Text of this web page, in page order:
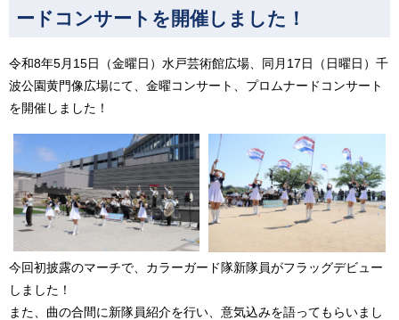
ードコンサートを開催しました！
令和8年5月15日（金曜日）水戸芸術館広場、同月17日（日曜日）千
波公園黄門像広場にて、金曜コンサート、プロムナードコンサート
を開催しました！
今回初披露のマーチで、カラーガード隊新隊員がフラッグデビュー
しました！
また、曲の合間に新隊員紹介を行い、意気込みを語ってもらいまし